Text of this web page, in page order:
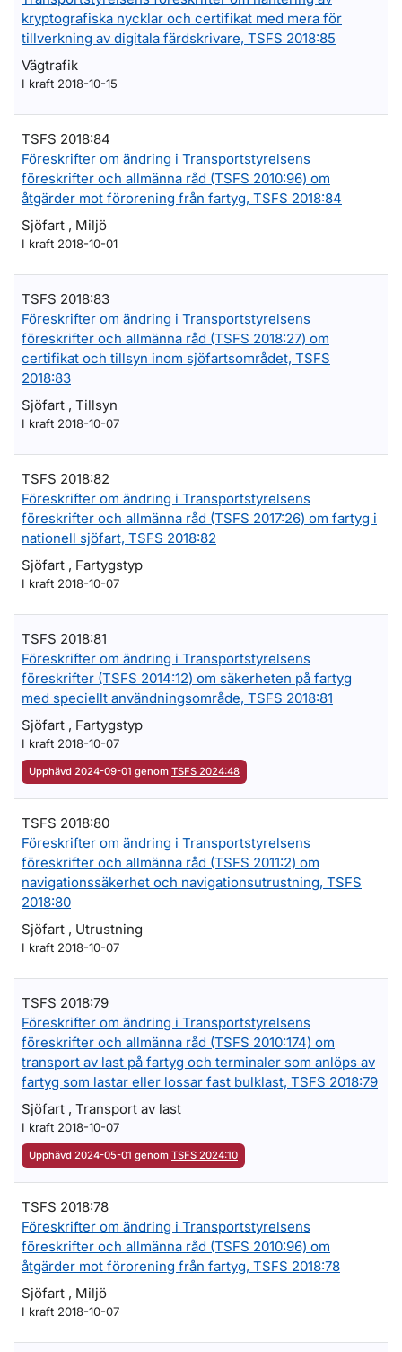
kryptografiska nycklar och certifikat med mera för
tillverkning av digitala färdskrivare, TSFS 2018:85
Vägtrafik
I kraft 2018-10-15
TSFS 2018:84
Föreskrifter om ändring i Transportstyrelsens
föreskrifter och allmänna råd (TSFS 2010:96) om
åtgärder mot förorening från fartyg, TSFS 2018:84
Sjöfart , Miljö
I kraft 2018-10-01
TSFS 2018:83
Föreskrifter om ändring i Transportstyrelsens
föreskrifter och allmänna råd (TSFS 2018:27) om
certifikat och tillsyn inom sjöfartsområdet, TSFS
2018:83
Sjöfart , Tillsyn
I kraft 2018-10-07
TSFS 2018:82
Föreskrifter om ändring i Transportstyrelsens
föreskrifter och allmänna råd (TSFS 2017:26) om fartyg i
nationell sjöfart, TSFS 2018:82
Sjöfart , Fartygstyp
I kraft 2018-10-07
TSFS 2018:81
Föreskrifter om ändring i Transportstyrelsens
föreskrifter (TSFS 2014:12) om säkerheten på fartyg
med speciellt användningsområde, TSFS 2018:81
Sjöfart , Fartygstyp
I kraft 2018-10-07
Upphävd 2024-09-01 genom TSFS 2024:48
TSFS 2018:80
Föreskrifter om ändring i Transportstyrelsens
föreskrifter och allmänna råd (TSFS 2011:2) om
navigationssäkerhet och navigationsutrustning, TSFS
2018:80
Sjöfart , Utrustning
I kraft 2018-10-07
TSFS 2018:79
Föreskrifter om ändring i Transportstyrelsens
föreskrifter och allmänna råd (TSFS 2010:174) om
transport av last på fartyg och terminaler som anlöps av
fartyg som lastar eller lossar fast bulklast, TSFS 2018:79
Sjöfart , Transport av last
I kraft 2018-10-07
Upphävd 2024-05-01 genom TSFS 2024:10
TSFS 2018:78
Föreskrifter om ändring i Transportstyrelsens
föreskrifter och allmänna råd (TSFS 2010:96) om
åtgärder mot förorening från fartyg, TSFS 2018:78
Sjöfart , Miljö
I kraft 2018-10-07